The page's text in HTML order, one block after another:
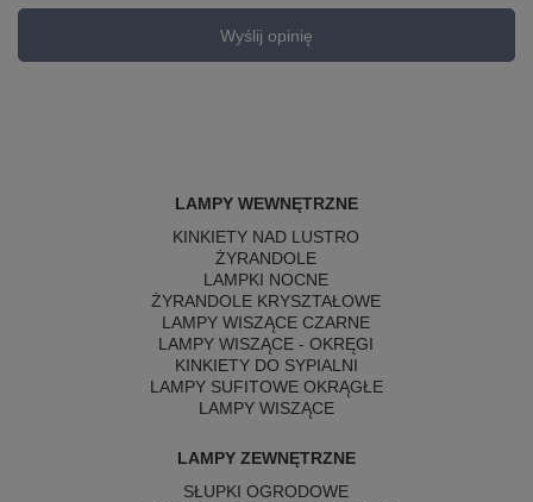
Wyślij opinię
LAMPY WEWNĘTRZNE
KINKIETY NAD LUSTRO
ŻYRANDOLE
LAMPKI NOCNE
ŻYRANDOLE KRYSZTAŁOWE
LAMPY WISZĄCE CZARNE
LAMPY WISZĄCE - OKRĘGI
KINKIETY DO SYPIALNI
LAMPY SUFITOWE OKRĄGŁE
LAMPY WISZĄCE
LAMPY ZEWNĘTRZNE
SŁUPKI OGRODOWE